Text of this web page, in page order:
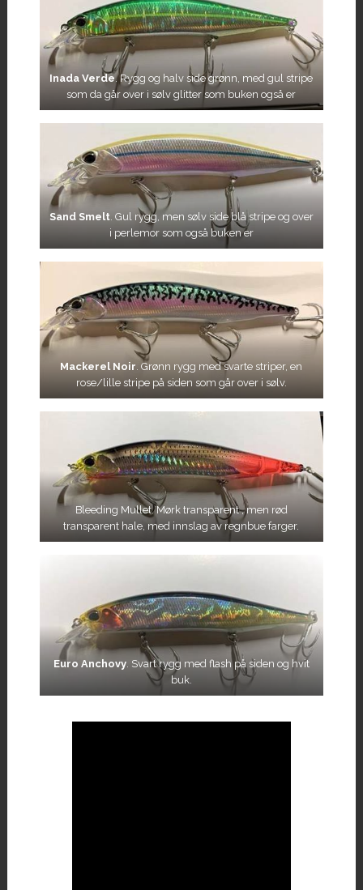
Inada Verde. Rygg og halv side grønn, med gul stripe
som da går over i sølv glitter som buken også er
Sand Smelt. Gul rygg, men sølv side blå stripe og over
i perlemor som også buken er
Mackerel Noir. Grønn rygg med svarte striper, en
rose/lille stripe på siden som går over i sølv.
Bleeding Mullet. Mørk transparent , men rød
transparent hale, med innslag av regnbue farger.
Euro Anchovy. Svart rygg med flash på siden og hvit
buk.